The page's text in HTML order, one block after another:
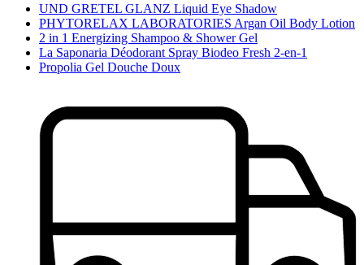
UND GRETEL GLANZ Liquid Eye Shadow
PHYTORELAX LABORATORIES Argan Oil Body Lotion
2 in 1 Energizing Shampoo & Shower Gel
La Saponaria Déodorant Spray Biodeo Fresh 2-en-1
Propolia Gel Douche Doux